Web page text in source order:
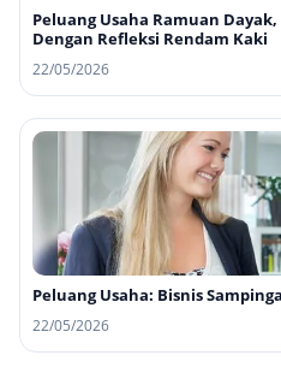
Peluang Usaha Ramuan
Dengan Refleksi Rendam Kaki
22/05/2026
Peluang Usaha: Bisnis
22/05/2026